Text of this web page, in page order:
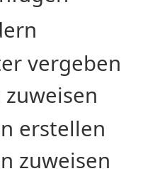
vergeben
erstellen
zuweisen